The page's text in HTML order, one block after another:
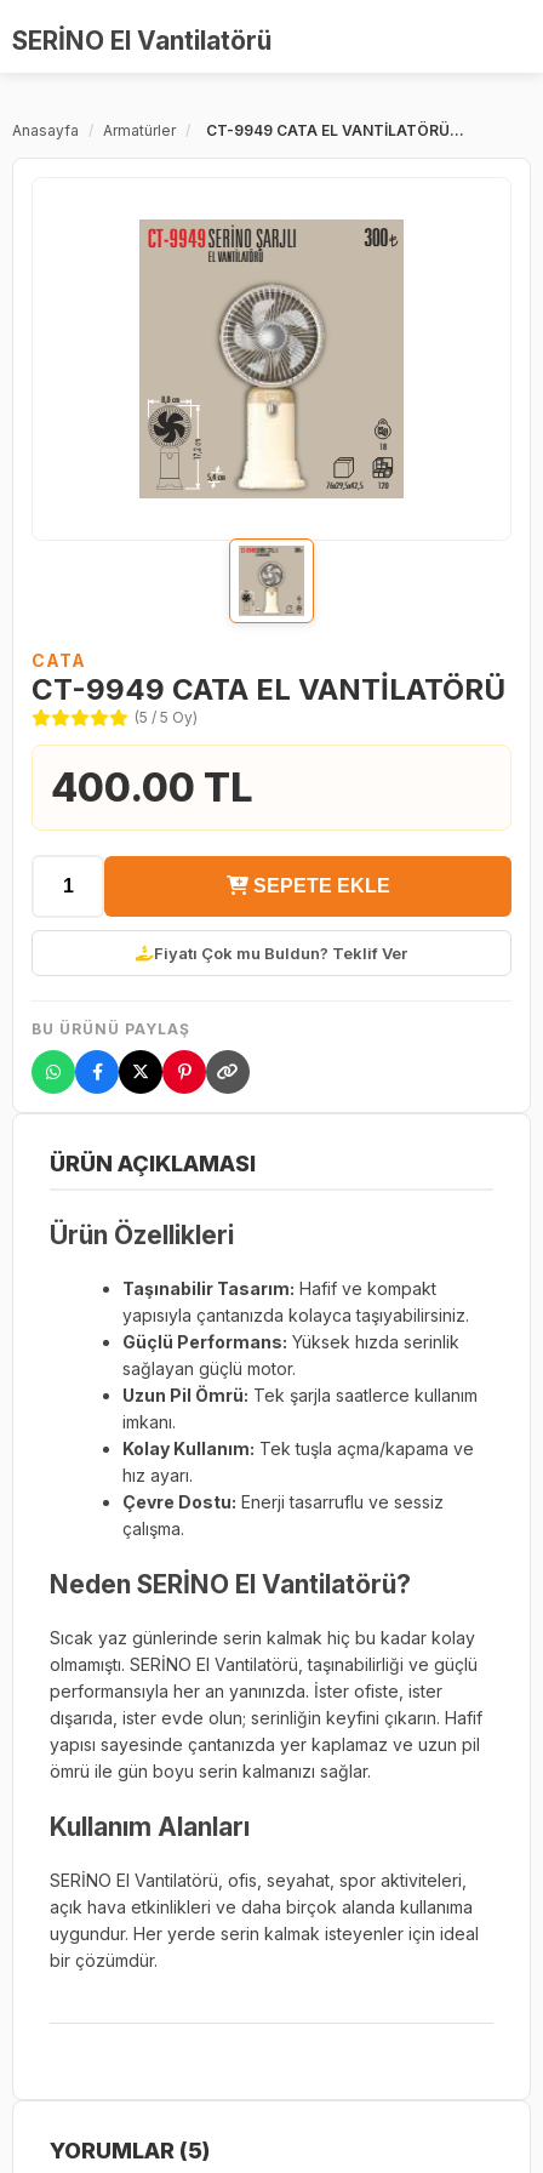
Merkez Ticaret
E-ticaret'de Güvenli Adres
Anasayfa / Armatürler / CT-9949 CATA EL VANTİLATÖRÜ...
CATA
CT-9949 CATA EL VANTİLATÖRÜ
(5 / 5 Oy)
400.00 TL
SEPETE EKLE
Fiyatı Çok mu Buldun? Teklif Ver
BU ÜRÜNÜ PAYLAŞ
ÜRÜN AÇIKLAMASI
SERİNO El Vantilatörü
Ürün Özellikleri
Taşınabilir Tasarım: Hafif ve kompakt
yapısıyla çantanızda kolayca taşıyabilirsiniz.
Güçlü Performans: Yüksek hızda serinlik
sağlayan güçlü motor.
Uzun Pil Ömrü: Tek şarjla saatlerce kullanım
imkanı.
Kolay Kullanım: Tek tuşla açma/kapama ve
hız ayarı.
Çevre Dostu: Enerji tasarruflu ve sessiz
çalışma.
Neden SERİNO El Vantilatörü?
Sıcak yaz günlerinde serin kalmak hiç bu kadar kolay
olmamıştı. SERİNO El Vantilatörü, taşınabilirliği ve güçlü
performansıyla her an yanınızda. İster ofiste, ister
dışarıda, ister evde olun; serinliğin keyfini çıkarın. Hafif
yapısı sayesinde çantanızda yer kaplamaz ve uzun pil
ömrü ile gün boyu serin kalmanızı sağlar.
Kullanım Alanları
SERİNO El Vantilatörü, ofis, seyahat, spor aktiviteleri,
açık hava etkinlikleri ve daha birçok alanda kullanıma
uygundur. Her yerde serin kalmak isteyenler için ideal
bir çözümdür.
YORUMLAR (5)